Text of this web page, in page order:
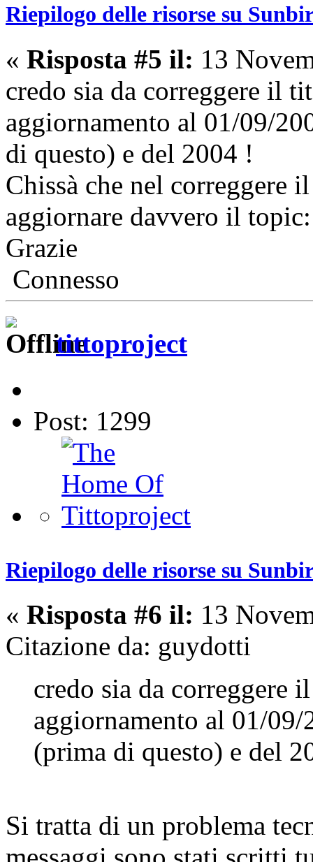
Riepilogo delle risorse su
« Risposta #5 il: 13
credo sia da correggere il
aggiornamento al 01/09/
di questo) e del 2004 !
Chissà che nel correggere
aggiornare davvero il
Grazie
Connesso
tittoproject
Post: 1299
Riepilogo delle risorse su
« Risposta #6 il: 13
Citazione da: guydotti
credo sia da correggere
aggiornamento al 01/
(prima di questo) e del
Si tratta di un problema